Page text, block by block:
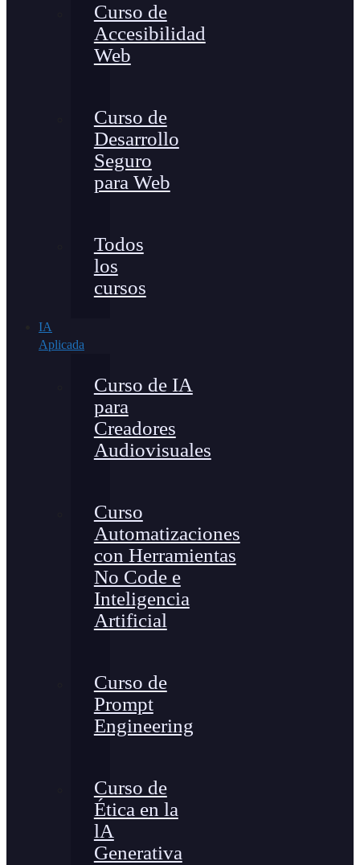
Curso de
Accesibilidad
Web
Curso de
Desarrollo
Seguro
para Web
Todos
los
cursos
IA
Aplicada
Curso de IA
para
Creadores
Audiovisuales
Curso
Automatizaciones
con Herramientas
No Code e
Inteligencia
Artificial
Curso de
Prompt
Engineering
Curso de
Ética en la
lA
Generativa